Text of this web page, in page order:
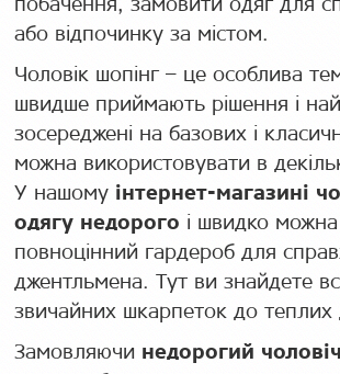
побачення, замовити одяг для
або відпочинку за містом.
Чоловік шопінг – це особлива
швидше приймають рішення і
зосереджені на базових і
можна використовувати в
У нашому інтернет-магазині
одягу недорого і швидко можна
повноцінний гардероб для
джентльмена. Тут ви знайдете
звичайних шкарпеток до теплих
Замовляючи недорогий